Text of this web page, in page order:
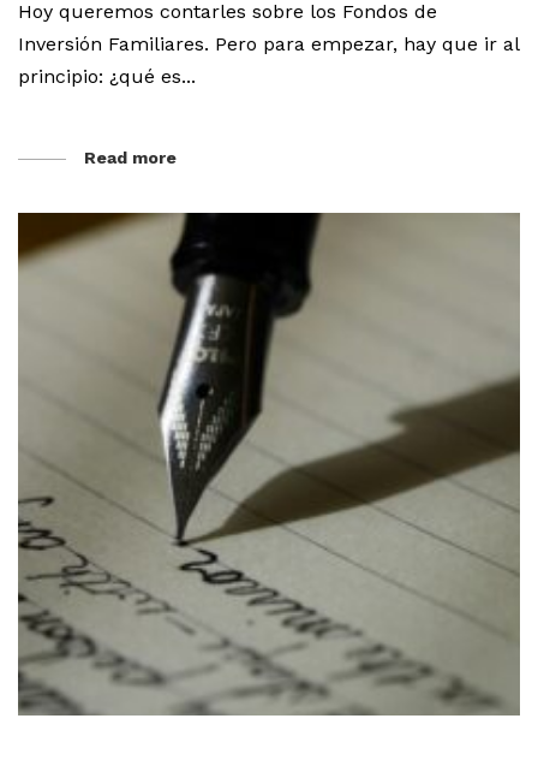
Hoy queremos contarles sobre los Fondos de
Inversión Familiares. Pero para empezar, hay que ir al
principio: ¿qué es...
Read more